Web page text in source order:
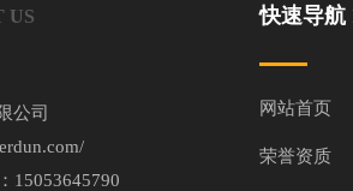
US
公司
15053645790
快速导航
网站首页
荣誉资质